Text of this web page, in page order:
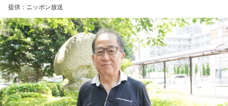
す。温かみのある歌声、ソウルフルなメロディ、そして心に
響く歌詞によって、インドネシア語がわからなくても心地よ
く聴くことができます。
Spotifyの月間リスナー数は1,700万人を超えており、トゥル
スはインドネシアで最も再生されているアーティストのひと
りとなっています。全楽曲の総再生回数もSpotifyで50億回を
突破しており、彼の音楽がいかに聴き手の心に響いているか
を物語っています。
提供：ニッポン放送